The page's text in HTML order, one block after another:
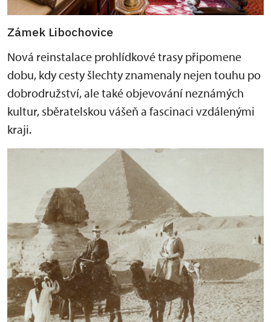
Zámek Libochovice
Nová reinstalace prohlídkové trasy připomene
dobu, kdy cesty šlechty znamenaly nejen touhu po
dobrodružství, ale také objevování neznámých
kultur, sběratelskou vášeň a fascinaci vzdálenými
kraji.